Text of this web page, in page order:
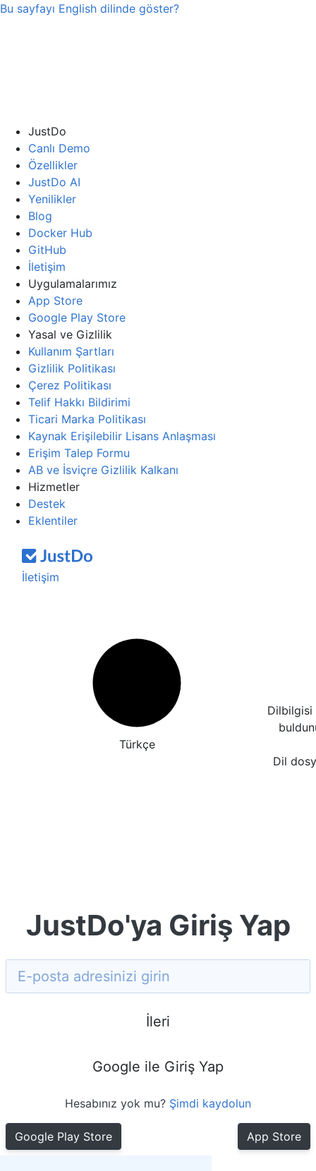
Bu sayfayı English dilinde göster?
JustDo
Canlı Demo
Özellikler
JustDo AI
Yenilikler
Blog
Docker Hub
GitHub
İletişim
Uygulamalarımız
App Store
Google Play Store
Yasal ve Gizlilik
Kullanım Şartları
Gizlilik Politikası
Çerez Politikası
Telif Hakkı Bildirimi
Ticari Marka Politikası
Kaynak Erişilebilir Lisans Anlaşması
Erişim Talep Formu
AB ve İsviçre Gizlilik Kalkanı
Hizmetler
Destek
Eklentiler
İletişim
Türkçe
Dilbilgisi
Dil
JustDo'ya Giriş Yap
İleri
Google ile Giriş Yap
Hesabınız yok mu? Şimdi kaydolun
Google Play Store App Store